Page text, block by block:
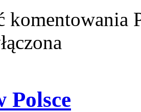
komentowania
Polsce